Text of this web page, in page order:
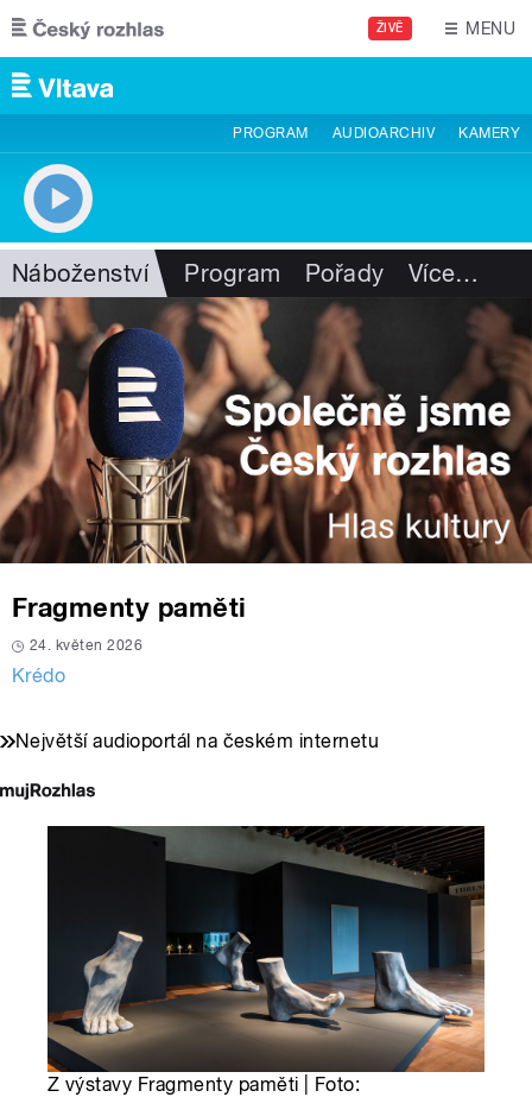
Přejít k hlavnímu obsahu
ŽIVĚ MENU
PROGRAM AUDIOARCHIV KAMERY
Náboženství Program Pořady Více…
Fragmenty paměti
24. květen 2026
Krédo
Největší audioportál na českém internetu
Z výstavy Fragmenty paměti | Foto: